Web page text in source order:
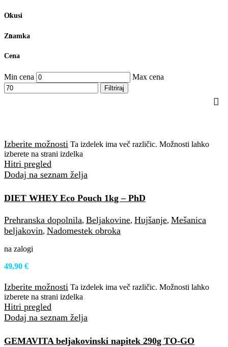
Okusi
Znamka
Cena
Min cena Max cena
Filtriraj
Izberite možnosti Ta izdelek ima več različic. Možnosti lahko
izberete na strani izdelka
Hitri pregled
Dodaj na seznam želja
DIET WHEY Eco Pouch 1kg – PhD
Prehranska dopolnila, Beljakovine, Hujšanje, Mešanica
beljakovin, Nadomestek obroka
na zalogi
49,90 €
Izberite možnosti Ta izdelek ima več različic. Možnosti lahko
izberete na strani izdelka
Hitri pregled
Dodaj na seznam želja
GEMAVITA beljakovinski napitek 290g TO-GO